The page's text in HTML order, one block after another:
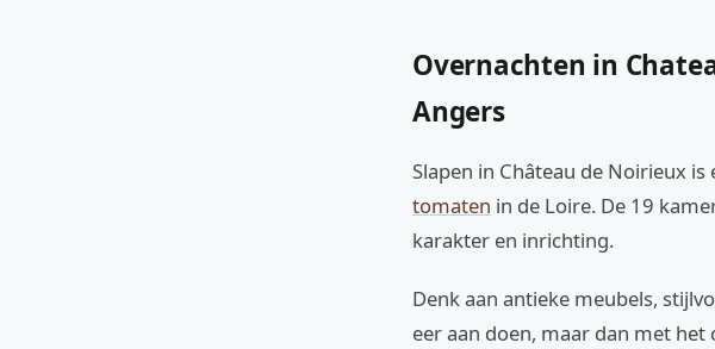
Overnachten in
Angers
Slapen in Château de Noirieux
tomaten in de Loire. De 19
karakter en inrichting.
Denk aan antieke meubels,
eer aan doen, maar dan met